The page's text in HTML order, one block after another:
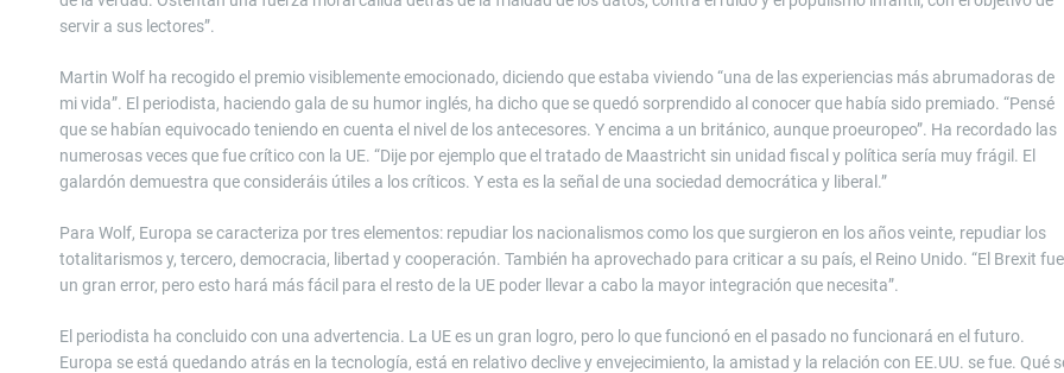
servir a sus lectores”.
Martin Wolf ha recogido el premio visiblemente emocionado, diciendo que estaba viviendo “una de las experiencias más abrumadoras de
mi vida”. El periodista, haciendo gala de su humor inglés, ha dicho que se quedó sorprendido al conocer que había sido premiado. “Pensé
que se habían equivocado teniendo en cuenta el nivel de los antecesores. Y encima a un británico, aunque proeuropeo”. Ha recordado las
numerosas veces que fue crítico con la UE. “Dije por ejemplo que el tratado de Maastricht sin unidad fiscal y política sería muy frágil. El
galardón demuestra que consideráis útiles a los críticos. Y esta es la señal de una sociedad democrática y liberal.”
Para Wolf, Europa se caracteriza por tres elementos: repudiar los nacionalismos como los que surgieron en los años veinte, repudiar los
totalitarismos y, tercero, democracia, libertad y cooperación. También ha aprovechado para criticar a su país, el Reino Unido. “El Brexit fue
un gran error, pero esto hará más fácil para el resto de la UE poder llevar a cabo la mayor integración que necesita”.
El periodista ha concluido con una advertencia. La UE es un gran logro, pero lo que funcionó en el pasado no funcionará en el futuro.
Europa se está quedando atrás en la tecnología, está en relativo declive y envejecimiento, la amistad y la relación con EE.UU. se fue. Qué